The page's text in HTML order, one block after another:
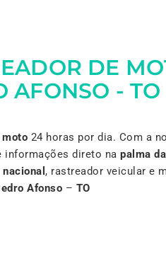
Entre em
DE
AFONSO - TO
moto 24 horas por dia. Com a
informações direto na palma
, rastreador veicular e
Afonso – TO